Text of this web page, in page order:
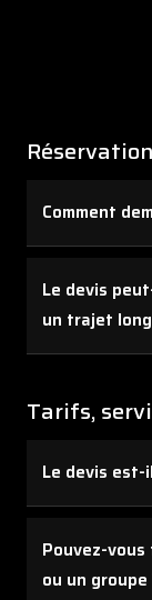
Comment
passer par le
vous
au véhicule
Le devis
un trajet
gare,
Tarifs,
Le devis est-
le devis selon
Pouvez-
ou un groupe